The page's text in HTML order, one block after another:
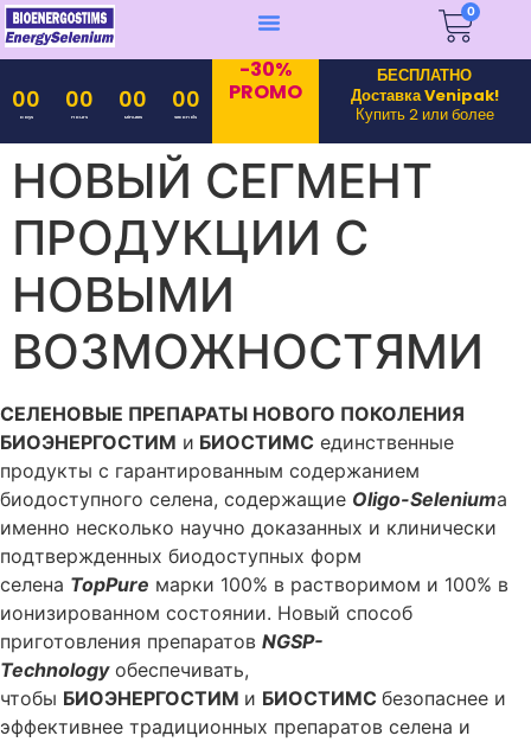
0
00
Days
00
Hours
00
Minutes
00
Seconds
-30%
PROMO
БЕСПЛАТНО
Доставка Venipak!
Купить 2 или более
НОВЫЙ СЕГМЕНТ
ПРОДУКЦИИ С
НОВЫМИ
ВОЗМОЖНОСТЯМИ
СЕЛЕНОВЫЕ ПРЕПАРАТЫ НОВОГО ПОКОЛЕНИЯ
БИОЭНЕРГОСТИМ и БИОСТИМС единственные
продукты с гарантированным содержанием
биодоступного селена, содержащие Oligo-Seleniumа
именно несколько научно доказанных и клинически
подтвержденных биодоступных форм
селена TopPure марки 100% в растворимом и 100% в
ионизированном состоянии. Новый способ
приготовления препаратов NGSP-
Technologyобеспечивать,
чтобы БИОЭНЕРГОСТИМ и БИОСТИМС безопаснее и
эффективнее традиционных препаратов селена и